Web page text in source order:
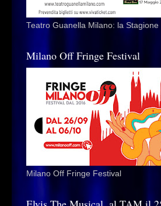
Teatro Guanella Milano: la Stagione
Milano Off Fringe Festival
Milano Off Fringe Festival